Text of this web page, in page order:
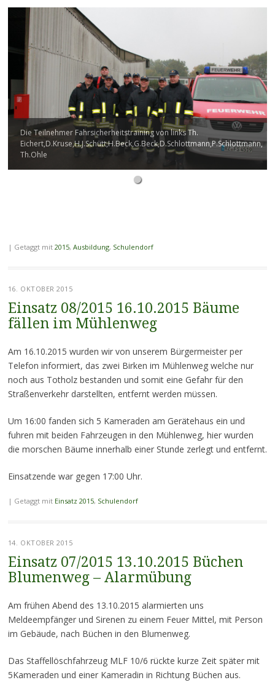
Die Teilnehmer Fahrsicherheitstraining von links Th.
Eichert,D.Kruse,H.J.Schütt,H.Beck,G.Beck,D.Schlottmann,P.Schlottmann,
Th.Ohle
| Getaggt mit 2015, Ausbildung, Schulendorf
16. OKTOBER 2015
Einsatz 08/2015 16.10.2015 Bäume
fällen im Mühlenweg
Am 16.10.2015 wurden wir von unserem Bürgermeister per
Telefon informiert, das zwei Birken im Mühlenweg welche nur
noch aus Totholz bestanden und somit eine Gefahr für den
Straßenverkehr darstellten, entfernt werden müssen.
Um 16:00 fanden sich 5 Kameraden am Gerätehaus ein und
fuhren mit beiden Fahrzeugen in den Mühlenweg, hier wurden
die morschen Bäume innerhalb einer Stunde zerlegt und entfernt.
Einsatzende war gegen 17:00 Uhr.
| Getaggt mit Einsatz 2015, Schulendorf
14. OKTOBER 2015
Einsatz 07/2015 13.10.2015 Büchen
Blumenweg – Alarmübung
Am frühen Abend des 13.10.2015 alarmierten uns
Meldeempfänger und Sirenen zu einem Feuer Mittel, mit Person
im Gebäude, nach Büchen in den Blumenweg.
Das Staffellöschfahrzeug MLF 10/6 rückte kurze Zeit später mit
5Kameraden und einer Kameradin in Richtung Büchen aus.